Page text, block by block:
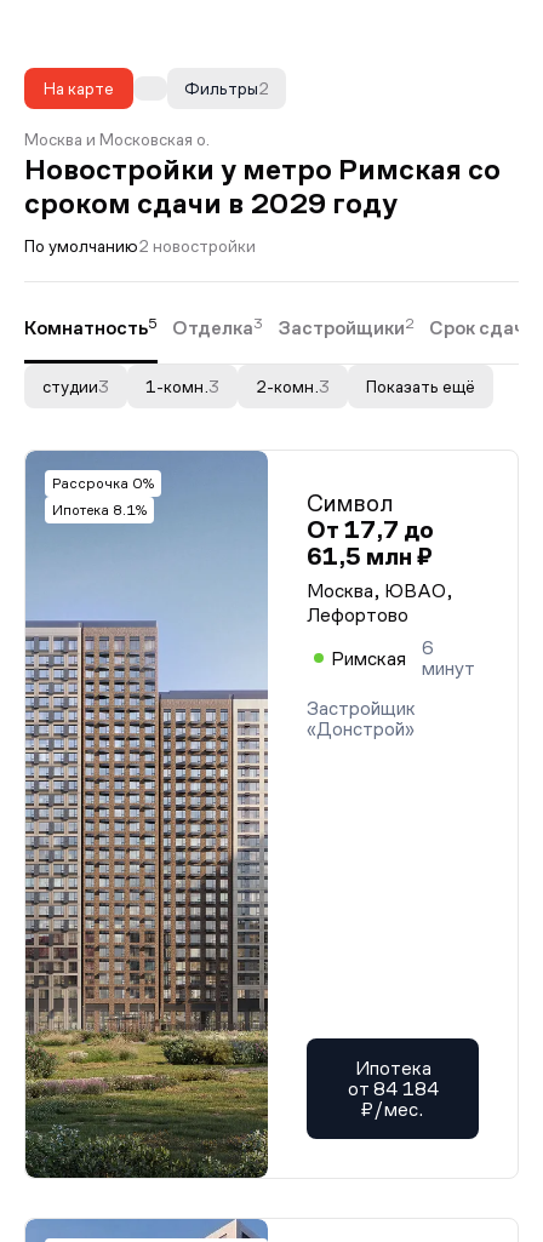
На карте 2
Фильтры
Москва и Московская о.
Новостройки у метро Римская со
сроком сдачи в 2029 году
По умолчанию2 новостройки
Комнатность5 Отделка3 Застройщики2 Срок сдачи
студии3 1-комн. 3 2-комн. 3 Показать ещё
Рассрочка 0%
Ипотека 8.1%
Символ
От 17,7 до
61,5 млн ₽
Москва, ЮВАО,
Лефортово
Римская
6
минут
Застройщик
«Донстрой»
Ипотека
от 84 184
₽/мес.